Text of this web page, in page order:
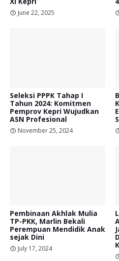
June 22, 2025
Seleksi PPPK Tahap I
Tahun 2024: Komitmen
Pemprov Kepri Wujudkan
ASN Profesional
November 25, 2024
Pembinaan Akhlak Mulia
TP-PKK, Marlin Bekali
Perempuan Mendidik Anak
sejak Dini
July 17, 2024